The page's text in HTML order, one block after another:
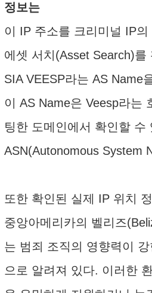
정보는
이 IP 주소를 크리미널 IP
에셋 서치(Asset Search)를
SIA VEESP라는 AS Name
이 AS Name은 Veesp라는
팅한 도메인에서 확인할 수
ASN(Autonomous System
또한 확인된 실제 IP 위치
중앙아메리카의 벨리즈
는 범죄 조직의 영향력이
으로 알려져 있다. 이러한